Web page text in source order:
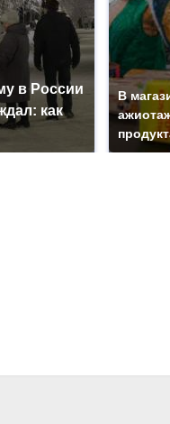
в России
как
В
ажиотаж